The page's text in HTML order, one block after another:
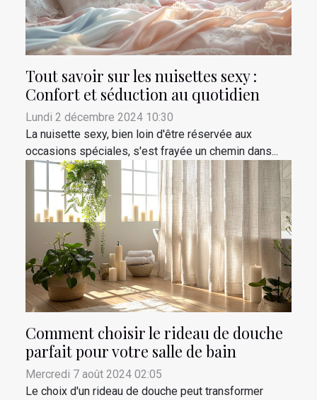
Tout savoir sur les nuisettes sexy :
Confort et séduction au quotidien
Lundi 2 décembre 2024 10:30
La nuisette sexy, bien loin d'être réservée aux
occasions spéciales, s'est frayée un chemin dans...
Comment choisir le rideau de douche
parfait pour votre salle de bain
Mercredi 7 août 2024 02:05
Le choix d'un rideau de douche peut transformer